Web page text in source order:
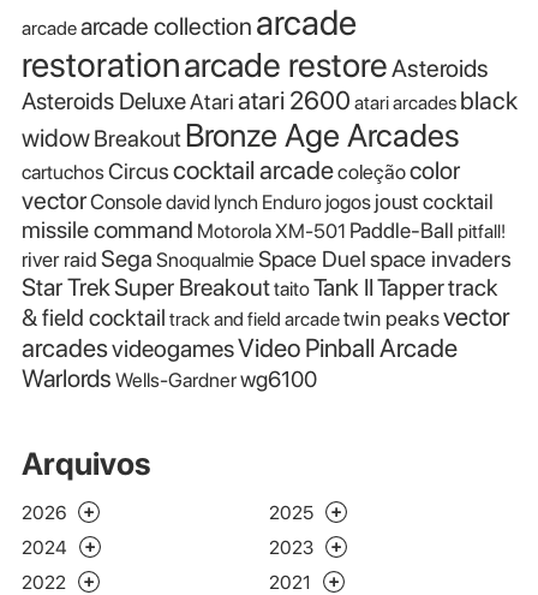
arcadearcade collection arcade
restorationarcade restoreAsteroids
Asteroids DeluxeAtariatari 2600 atari arcades black
widowBreakoutBronze Age Arcades
cartuchosCircuscocktail arcadecoleçãocolor
vectorConsoledavid lynch Enduro jogos joust cocktail
missile command Motorola XM-501 Paddle-Ball pitfall!
river raidSega Snoqualmie Space Duelspace invaders
Star TrekSuper BreakouttaitoTank IITappertrack
& field cocktail track and field arcadetwin peaksvector
arcadesvideogamesVideo Pinball Arcade
Warlords Wells-Gardnerwg6100
Arquivos
2026
2025
2024
2023
2022
2021